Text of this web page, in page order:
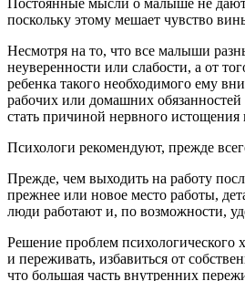
поскольку этому мешает чувство
Несмотря на то, что все малыши
неуверенности или слабости, а от
ребенка такого необходимого ему
рабочих или домашних
стать причиной нервного истощения
Психологи рекомендуют, прежде
Прежде, чем выходить на работу
прежнее или новое место работы,
люди работают и, по возможности,
Решение проблем психологического
и переживать, избавиться от
что большая часть внутренних